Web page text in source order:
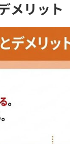
メリット